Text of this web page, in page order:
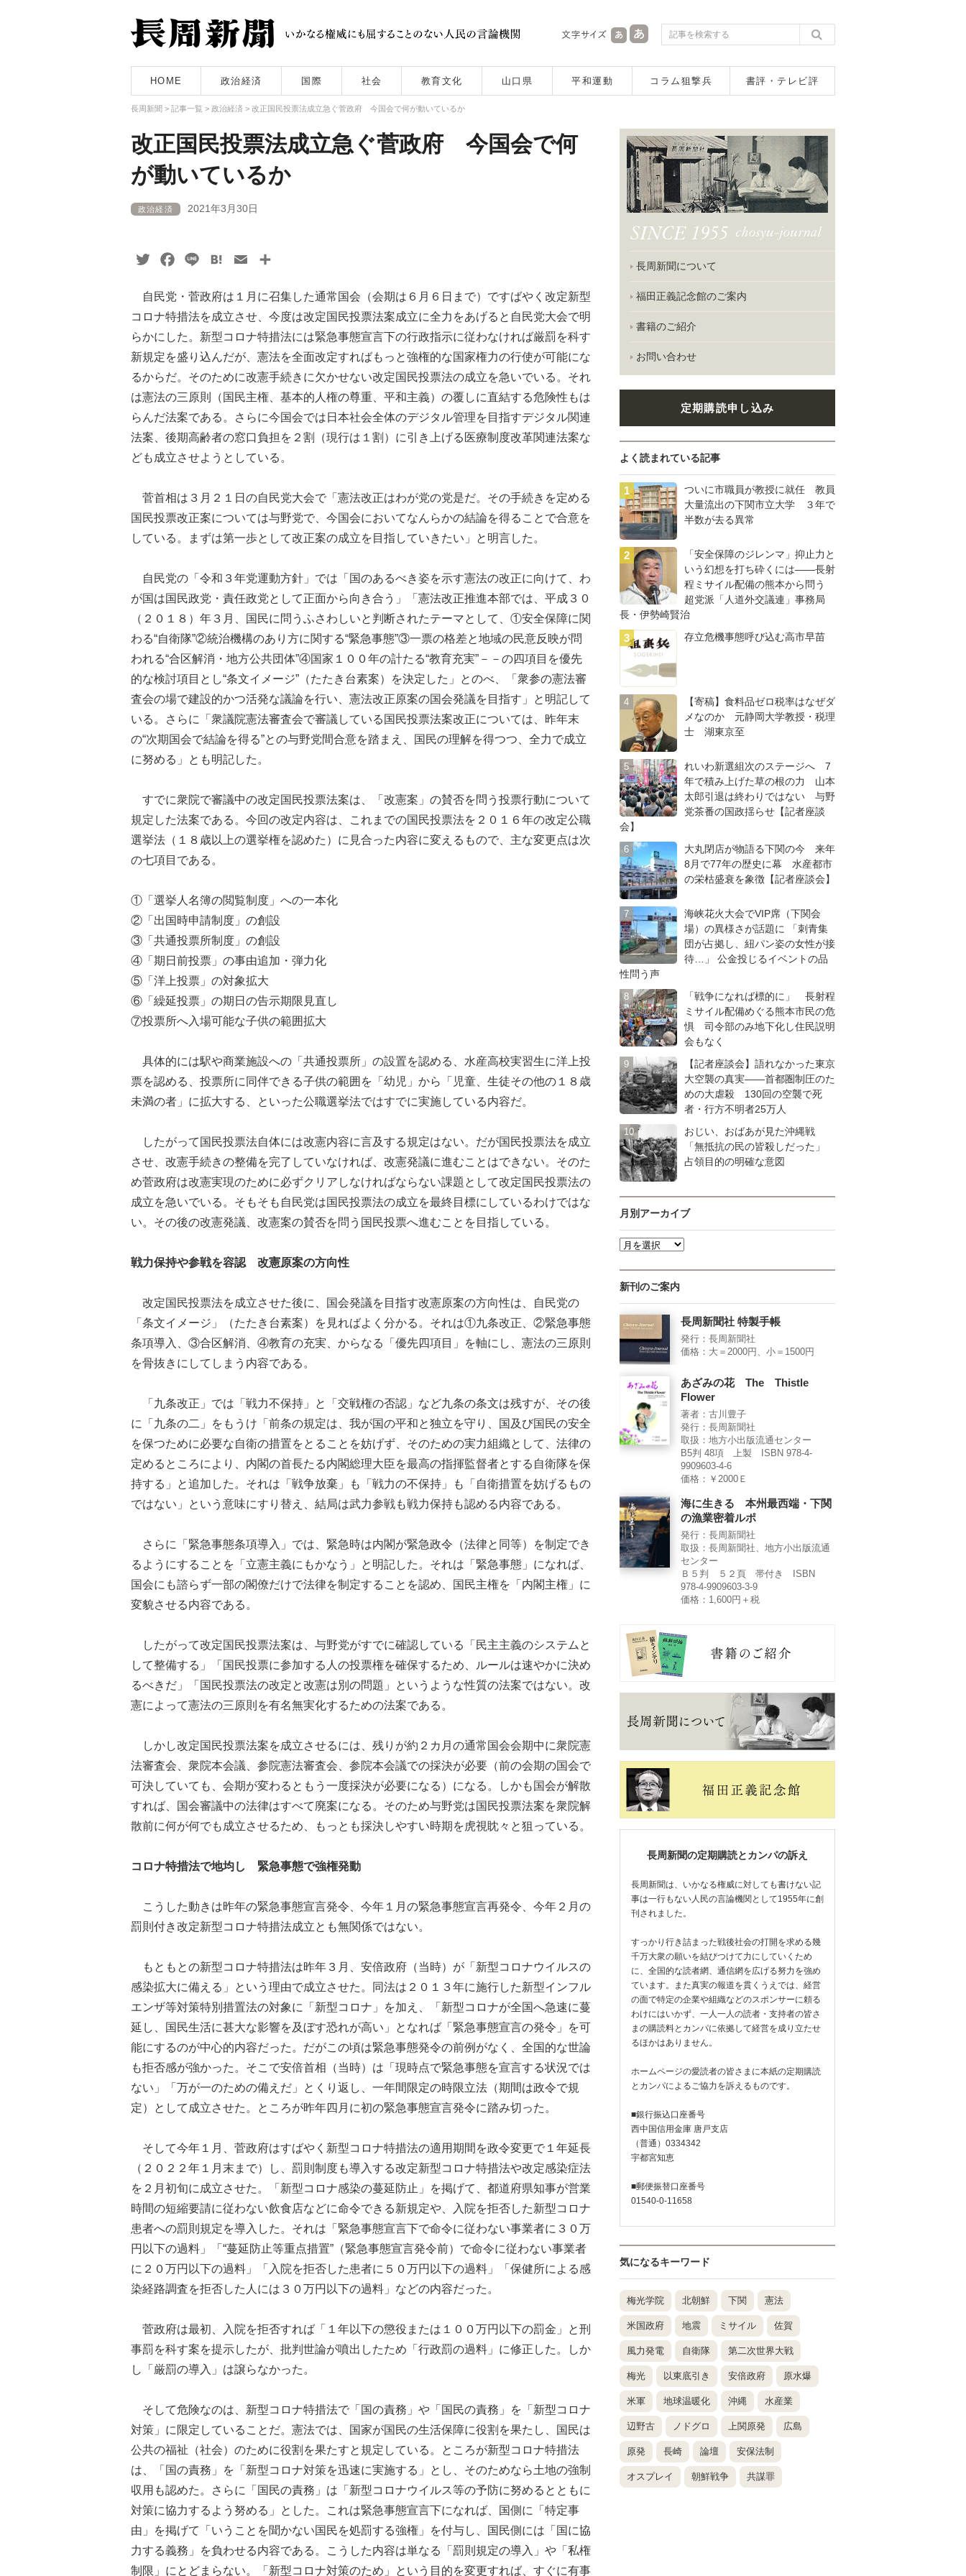
HOME 政治経済 国際 社会 教育文化 山口県 平和運動 コラム狙撃兵 書評・テレビ評
長周新聞 > 記事一覧 > 政治経済 > 改正国民投票法成立急ぐ菅政府 今国会で何が動いているか
改正国民投票法成立急ぐ菅政府 今国会で何
が動いているか
政治経済 2021年3月30日
TwitterFacebook
Line HatenaEmail
自民党・菅政府は１月に召集した通常国会（会期は６月６日まで）ですばやく改定新型
コロナ特措法を成立させ、今度は改定国民投票法案成立に全力をあげると自民党大会で明
らかにした。新型コロナ特措法には緊急事態宣言下の行政指示に従わなければ厳罰を科す
新規定を盛り込んだが、憲法を全面改定すればもっと強権的な国家権力の行使が可能にな
るからだ。そのために改憲手続きに欠かせない改定国民投票法の成立を急いでいる。それ
は憲法の三原則（国民主権、基本的人権の尊重、平和主義）の覆しに直結する危険性もは
らんだ法案である。さらに今国会では日本社会全体のデジタル管理を目指すデジタル関連
法案、後期高齢者の窓口負担を２割（現行は１割）に引き上げる医療制度改革関連法案な
ども成立させようとしている。
菅首相は３月２１日の自民党大会で「憲法改正はわが党の党是だ。その手続きを定める
国民投票改正案については与野党で、今国会においてなんらかの結論を得ることで合意を
している。まずは第一歩として改正案の成立を目指していきたい」と明言した。
自民党の「令和３年党運動方針」では「国のあるべき姿を示す憲法の改正に向けて、わ
が国は国民政党・責任政党として正面から向き合う」「憲法改正推進本部では、平成３０
（２０１８）年３月、国民に問うふさわしいと判断されたテーマとして、①安全保障に関
わる“自衛隊”②統治機構のあり方に関する“緊急事態”③一票の格差と地域の民意反映が問
われる“合区解消・地方公共団体”④国家１００年の計たる“教育充実”－－の四項目を優先
的な検討項目とし“条文イメージ”（たたき台素案）を決定した」とのべ、「衆参の憲法審
査会の場で建設的かつ活発な議論を行い、憲法改正原案の国会発議を目指す」と明記して
いる。さらに「衆議院憲法審査会で審議している国民投票法案改正については、昨年末
の“次期国会で結論を得る”との与野党間合意を踏まえ、国民の理解を得つつ、全力で成立
に努める」とも明記した。
すでに衆院で審議中の改定国民投票法案は、「改憲案」の賛否を問う投票行動について
規定した法案である。今回の改定内容は、これまでの国民投票法を２０１６年の改定公職
選挙法（１８歳以上の選挙権を認めた）に見合った内容に変えるもので、主な変更点は次
の七項目である。
①「選挙人名簿の閲覧制度」への一本化
②「出国時申請制度」の創設
③「共通投票所制度」の創設
④「期日前投票」の事由追加・弾力化
⑤「洋上投票」の対象拡大
⑥「繰延投票」の期日の告示期限見直し
⑦投票所へ入場可能な子供の範囲拡大
具体的には駅や商業施設への「共通投票所」の設置を認める、水産高校実習生に洋上投
票を認める、投票所に同伴できる子供の範囲を「幼児」から「児童、生徒その他の１８歳
未満の者」に拡大する、といった公職選挙法ではすでに実施している内容だ。
したがって国民投票法自体には改憲内容に言及する規定はない。だが国民投票法を成立
させ、改憲手続きの整備を完了していなければ、改憲発議に進むことはできない。そのた
め菅政府は改憲実現のために必ずクリアしなければならない課題として改定国民投票法の
成立を急いでいる。そもそも自民党は国民投票法の成立を最終目標にしているわけではな
い。その後の改憲発議、改憲案の賛否を問う国民投票へ進むことを目指している。
戦力保持や参戦を容認 改憲原案の方向性
改定国民投票法を成立させた後に、国会発議を目指す改憲原案の方向性は、自民党の
「条文イメージ」（たたき台素案）を見ればよく分かる。それは①九条改正、②緊急事態
条項導入、③合区解消、④教育の充実、からなる「優先四項目」を軸にし、憲法の三原則
を骨抜きにしてしまう内容である。
「九条改正」では「戦力不保持」と「交戦権の否認」など九条の条文は残すが、その後
に「九条の二」をもうけ「前条の規定は、我が国の平和と独立を守り、国及び国民の安全
を保つために必要な自衛の措置をとることを妨げず、そのための実力組織として、法律の
定めるところにより、内閣の首長たる内閣総理大臣を最高の指揮監督者とする自衛隊を保
持する」と追加した。それは「戦争放棄」も「戦力の不保持」も「自衛措置を妨げるもの
ではない」という意味にすり替え、結局は武力参戦も戦力保持も認める内容である。
さらに「緊急事態条項導入」では、緊急時は内閣が緊急政令（法律と同等）を制定でき
るようにすることを「立憲主義にもかなう」と明記した。それは「緊急事態」になれば、
国会にも諮らず一部の閣僚だけで法律を制定することを認め、国民主権を「内閣主権」に
変貌させる内容である。
したがって改定国民投票法案は、与野党がすでに確認している「民主主義のシステムと
して整備する」「国民投票に参加する人の投票権を確保するため、ルールは速やかに決め
るべきだ」「国民投票法の改定と改憲は別の問題」というような性質の法案ではない。改
憲によって憲法の三原則を有名無実化するための法案である。
しかし改定国民投票法案を成立させるには、残りが約２カ月の通常国会会期中に衆院憲
法審査会、衆院本会議、参院憲法審査会、参院本会議での採決が必要（前の会期の国会で
可決していても、会期が変わるともう一度採決が必要になる）になる。しかも国会が解散
すれば、国会審議中の法律はすべて廃案になる。そのため与野党は国民投票法案を衆院解
散前に何が何でも成立させるため、もっとも採決しやすい時期を虎視眈々と狙っている。
コロナ特措法で地均し 緊急事態で強権発動
こうした動きは昨年の緊急事態宣言発令、今年１月の緊急事態宣言再発令、今年２月の
罰則付き改定新型コロナ特措法成立とも無関係ではない。
もともとの新型コロナ特措法は昨年３月、安倍政府（当時）が「新型コロナウイルスの
感染拡大に備える」という理由で成立させた。同法は２０１３年に施行した新型インフル
エンザ等対策特別措置法の対象に「新型コロナ」を加え、「新型コロナが全国へ急速に蔓
延し、国民生活に甚大な影響を及ぼす恐れが高い」となれば「緊急事態宣言の発令」を可
能にするのが中心的内容だった。だがこの頃は緊急事態発令の前例がなく、全国的な世論
も拒否感が強かった。そこで安倍首相（当時）は「現時点で緊急事態を宣言する状況では
ない」「万が一のための備えだ」とくり返し、一年間限定の時限立法（期間は政令で規
定）として成立させた。ところが昨年四月に初の緊急事態宣言発令に踏み切った。
そして今年１月、菅政府はすばやく新型コロナ特措法の適用期間を政令変更で１年延長
（２０２２年１月末まで）し、罰則制度も導入する改定新型コロナ特措法や改定感染症法
を２月初旬に成立させた。「新型コロナ感染の蔓延防止」を掲げて、都道府県知事が営業
時間の短縮要請に従わない飲食店などに命令できる新規定や、入院を拒否した新型コロナ
患者への罰則規定を導入した。それは「緊急事態宣言下で命令に従わない事業者に３０万
円以下の過料」「“蔓延防止等重点措置”（緊急事態宣言発令前）で命令に従わない事業者
に２０万円以下の過料」「入院を拒否した患者に５０万円以下の過料」「保健所による感
染経路調査を拒否した人には３０万円以下の過料」などの内容だった。
菅政府は最初、入院を拒否すれば「１年以下の懲役または１００万円以下の罰金」と刑
事罰を科す案を提示したが、批判世論が噴出したため「行政罰の過料」に修正した。しか
し「厳罰の導入」は譲らなかった。
そして危険なのは、新型コロナ特措法で「国の責務」や「国民の責務」を「新型コロナ
対策」に限定していることだ。憲法では、国家が国民の生活保障に役割を果たし、国民は
公共の福祉（社会）のために役割を果たすと規定している。ところが新型コロナ特措法
は、「国の責務」を「新型コロナ対策を迅速に実施する」とし、そのためなら土地の強制
収用も認めた。さらに「国民の責務」は「新型コロナウイルス等の予防に努めるとともに
対策に協力するよう努める」とした。これは緊急事態宣言下になれば、国側に「特定事
由」を掲げて「いうことを聞かない国民を処罰する強権」を付与し、国民側には「国に協
力する義務」を負わせる内容である。こうした内容は単なる「罰則規定の導入」や「私権
制限」にとどまらない。「新型コロナ対策のため」という目的を変更すれば、すぐに有事
長周新聞について
福田正義記念館のご案内
書籍のご紹介
お問い合わせ
定期購読申し込み
よく読まれている記事
ついに市職員が教授に就任 教員
大量流出の下関市立大学 ３年で
半数が去る異常
「安全保障のジレンマ」抑止力と
いう幻想を打ち砕くには――長射
程ミサイル配備の熊本から問う
超党派「人道外交議連」事務局
長・伊勢崎賢治
存立危機事態呼び込む高市早苗
【寄稿】食料品ゼロ税率はなぜダ
メなのか 元静岡大学教授・税理
士 湖東京至
れいわ新選組次のステージへ 7
年で積み上げた草の根の力 山本
太郎引退は終わりではない 与野
党茶番の国政揺らせ【記者座談
会】
大丸閉店が物語る下関の今 来年
8月で77年の歴史に幕 水産都市
の栄枯盛衰を象徴【記者座談会】
海峡花火大会でVIP席（下関会
場）の異様さが話題に 「刺青集
団が占拠し、紐パン姿の女性が接
待…」 公金投じるイベントの品
性問う声
「戦争になれば標的に」 長射程
ミサイル配備めぐる熊本市民の危
惧 司令部のみ地下化し住民説明
会もなく
【記者座談会】語れなかった東京
大空襲の真実――首都圏制圧のた
めの大虐殺 130回の空襲で死
者・行方不明者25万人
おじい、おばあが見た沖縄戦
「無抵抗の民の皆殺しだった」
占領目的の明確な意図
月別アーカイブ
新刊のご案内
長周新聞社 特製手帳
発行：長周新聞社
価格：大＝2000円、小＝1500円
あざみの花 The Thistle
Flower
著者：古川豊子
発行：長周新聞社
取扱：地方小出版流通センター
B5判 48項 上製 ISBN 978-4-
9909603-4-6
価格：￥2000Ｅ
海に生きる 本州最西端・下関
の漁業密着ルポ
発行：長周新聞社
取扱：長周新聞社、地方小出版流通
センター
Ｂ５判 ５２頁 帯付き ISBN
978-4-9909603-3-9
価格：1,600円＋税
長周新聞の定期購読とカンパの訴え
長周新聞は、いかなる権威に対しても書けない記
事は一行もない人民の言論機関として1955年に創
刊されました。
すっかり行き詰まった戦後社会の打開を求める幾
千万大衆の願いを結びつけて力にしていくため
に、全国的な読者網、通信網を広げる努力を強め
ています。また真実の報道を貫くうえでは、経営
の面で特定の企業や組織などのスポンサーに頼る
わけにはいかず、一人一人の読者・支持者の皆さ
まの購読料とカンパに依拠して経営を成り立たせ
るほかはありません。
ホームページの愛読者の皆さまに本紙の定期購読
とカンパによるご協力を訴えるものです。
■銀行振込口座番号
西中国信用金庫 唐戸支店
（普通）0334342
宇都宮知恵
■郵便振替口座番号
01540-0-11658
気になるキーワード
梅光学院 北朝鮮 下関 憲法
米国政府 地震 ミサイル 佐賀
風力発電 自衛隊 第二次世界大戦
梅光 以東底引き 安倍政府 原水爆
米軍 地球温暖化 沖縄 水産業
辺野古 ノドグロ 上関原発 広島
原発 長崎 論壇 安保法制
オスプレイ 朝鮮戦争 共謀罪